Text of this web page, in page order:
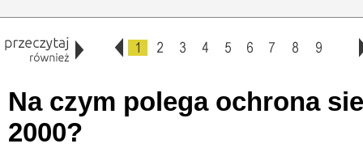
Na czym polega ochrona
2000?